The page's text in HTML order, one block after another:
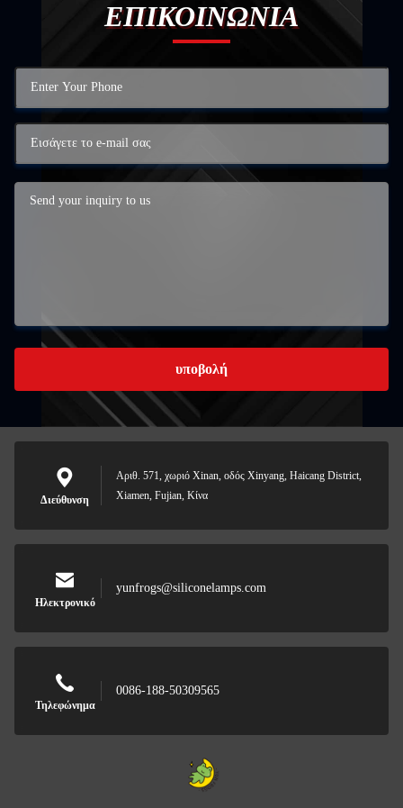
ΕΠΙΚΟΙΝΩΝΙΑ
υποβολή
Διεύθυνση
Αριθ. 571, χωριό Xinan, οδός Xinyang, Haicang District,
Xiamen, Fujian, Κίνα
Ηλεκτρονικό
yunfrogs@siliconelamps.com
Τηλεφώνημα
0086-188-50309565